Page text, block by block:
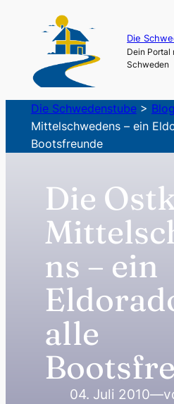
springen
Die
Dein Portal
Schweden
Die Schwedenstube> Blog
Mittelschwedens – ein
Bootsfreunde
Die
ns – ein
alle
04. Juli 2010—